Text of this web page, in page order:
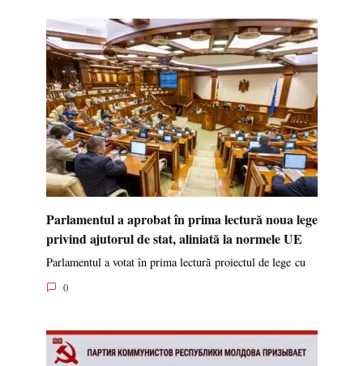
Parlamentul a aprobat în prima lectură noua lege
privind ajutorul de stat, aliniată la normele UE
Parlamentul a votat în prima lectură proiectul de lege cu
0